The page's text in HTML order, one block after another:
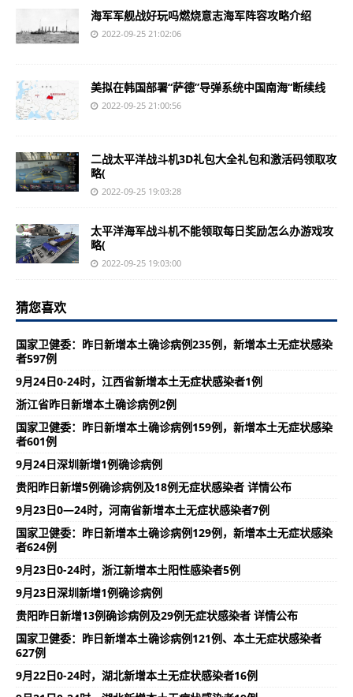
海军军舰战好玩吗燃烧意志海军阵容攻略介绍
2022-09-25 21:02:06
美拟在韩国部署“萨德”导弹系统中国南海“断续线
2022-09-25 21:00:56
二战太平洋战斗机3D礼包大全礼包和激活码领取攻
略(
2022-09-25 19:03:28
太平洋海军战斗机不能领取每日奖励怎么办游戏攻
略(
2022-09-25 19:03:00
猜您喜欢
国家卫健委：昨日新增本土确诊病例235例，新增本土无症状感染
者597例
9月24日0-24时，江西省新增本土无症状感染者1例
浙江省昨日新增本土确诊病例2例
国家卫健委：昨日新增本土确诊病例159例，新增本土无症状感染
者601例
9月24日深圳新增1例确诊病例
贵阳昨日新增5例确诊病例及18例无症状感染者 详情公布
9月23日0—24时，河南省新增本土无症状感染者7例
国家卫健委：昨日新增本土确诊病例129例，新增本土无症状感染
者624例
9月23日0-24时，浙江新增本土阳性感染者5例
9月23日深圳新增1例确诊病例
贵阳昨日新增13例确诊病例及29例无症状感染者 详情公布
国家卫健委：昨日新增本土确诊病例121例、本土无症状感染者
627例
9月22日0-24时，湖北新增本土无症状感染者16例